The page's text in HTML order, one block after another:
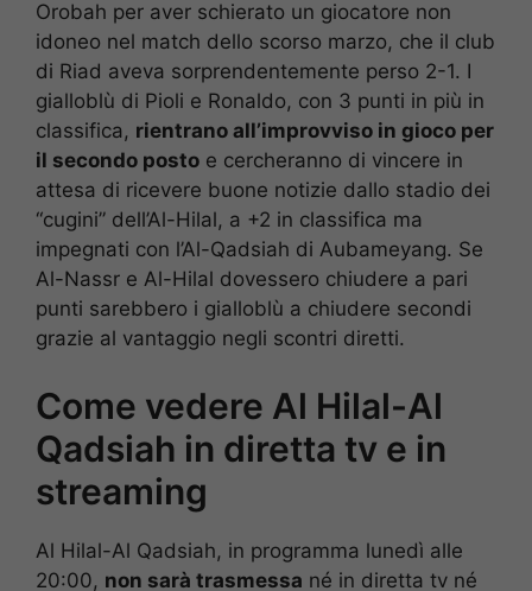
Orobah per aver schierato un giocatore non
idoneo nel match dello scorso marzo, che il club
di Riad aveva sorprendentemente perso 2-1. I
gialloblù di Pioli e Ronaldo, con 3 punti in più in
classifica, rientrano all’improvviso in gioco per
il secondo posto e cercheranno di vincere in
attesa di ricevere buone notizie dallo stadio dei
“cugini” dell’Al-Hilal, a +2 in classifica ma
impegnati con l’Al-Qadsiah di Aubameyang. Se
Al-Nassr e Al-Hilal dovessero chiudere a pari
punti sarebbero i gialloblù a chiudere secondi
grazie al vantaggio negli scontri diretti.
Come vedere Al Hilal-Al
Qadsiah in diretta tv e in
streaming
Al Hilal-Al Qadsiah, in programma lunedì alle
20:00, non sarà trasmessa né in diretta tv né